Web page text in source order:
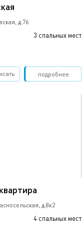
д.76
3 спальных мест
подробнее
Забронировать
д.8к2
4 спальных мест